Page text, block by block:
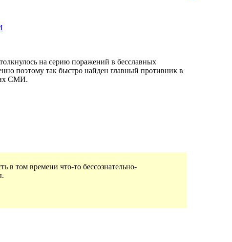
на серию поражений в бесславных
поэтому так быстро найден главный противник в
СМИ.
в том времени что-то бессознательно-